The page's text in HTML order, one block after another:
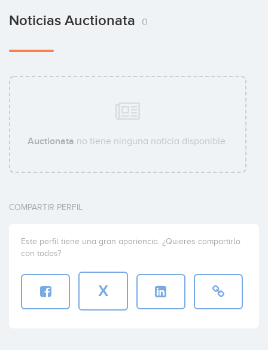
Noticias Auctionata 0
Auctionata no tiene ninguna noticia disponible.
COMPARTIR PERFIL
Este perfil tiene una gran apariencia. ¿Quieres compartirlo
con todos?
X